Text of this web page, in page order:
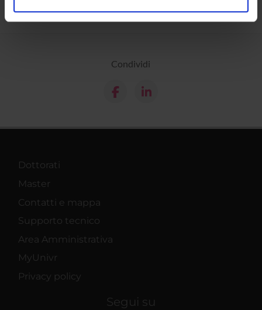
analizzare il nostro traffico. Condividiamo inoltre
con altre informazioni che hai fornito loro o che hanno
Condividi
Dottorati
Master
Contatti e mappa
Supporto tecnico
Area Amministrativa
MyUnivr
Privacy policy
Segui su